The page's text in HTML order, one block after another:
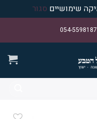
סגור
054-5598187